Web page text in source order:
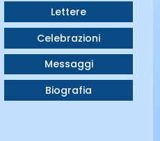
Lettere
Celebrazioni
Messaggi
Biografia